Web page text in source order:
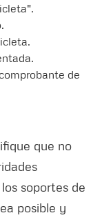
de
que no
soportes de
posible y